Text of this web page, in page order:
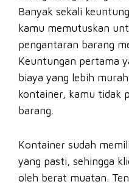
Banyak sekali
kamu memutuskan
pengantaran barang
Keuntungan pertama
biaya yang lebih
kontainer, kamu tidak
barang.
Kontainer sudah
yang pasti, sehingga
oleh berat muatan.